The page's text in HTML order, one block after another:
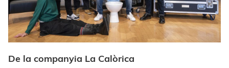
De la companyia La Calòrica